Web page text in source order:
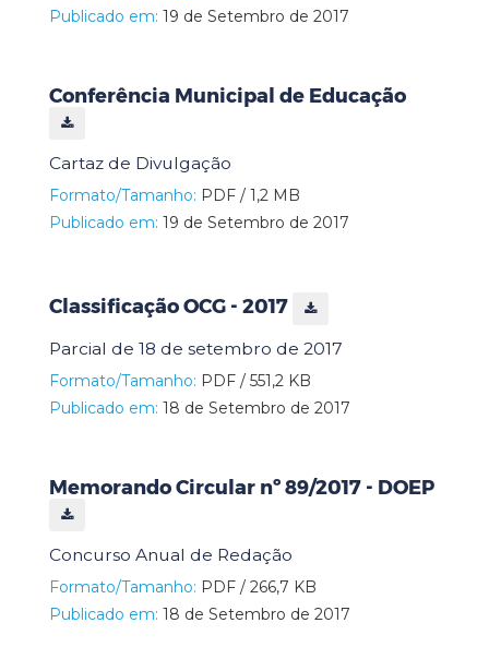
Publicado em: 19 de Setembro de 2017
Conferência Municipal de Educação
Cartaz de Divulgação
Formato/Tamanho: PDF / 1,2 MB
Publicado em: 19 de Setembro de 2017
Classificação OCG - 2017
Parcial de 18 de setembro de 2017
Formato/Tamanho: PDF / 551,2 KB
Publicado em: 18 de Setembro de 2017
Memorando Circular nº 89/2017 - DOEP
Concurso Anual de Redação
Formato/Tamanho: PDF / 266,7 KB
Publicado em: 18 de Setembro de 2017